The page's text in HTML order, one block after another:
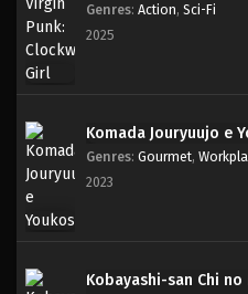
Genres: Action, Sci-Fi
2025
Komada Jouryuujo e
Genres: Gourmet,
2023
Kobayashi-san Chi